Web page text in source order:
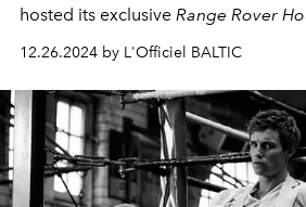
hosted its exclusive Range Rover
blending automotive design with
the Mediterranean, and this is how
12.26.2024 by L'Officiel BALTIC